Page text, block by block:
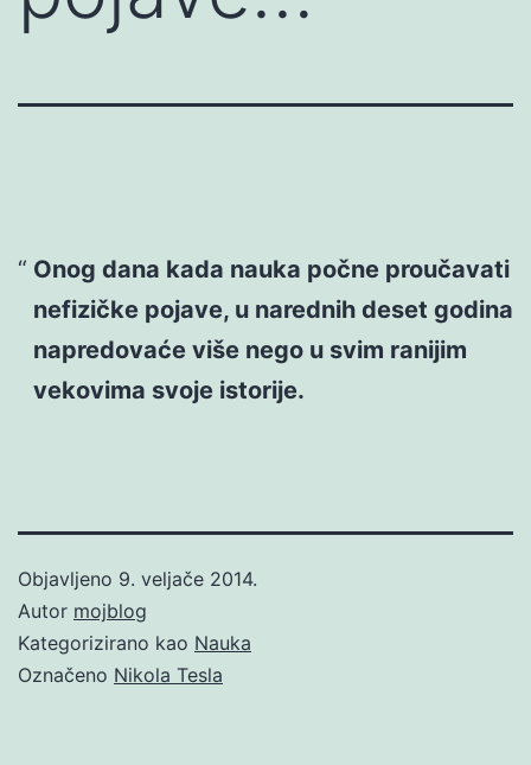
Onog dana kada nauka počne proučavati
nefizičke pojave, u narednih deset godina
napredovaće više nego u svim ranijim
vekovima svoje istorije.
Objavljeno 9. veljače 2014.
Autor mojblog
Kategorizirano kao Nauka
Označeno Nikola Tesla